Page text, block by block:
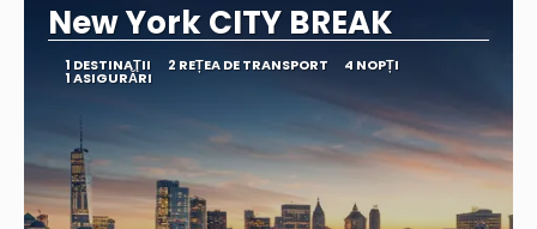
New York CITY BREAK
1 DESTINAŢII 2 REȚEA DE TRANSPORT 4 NOPȚI
1 ASIGURĂRI